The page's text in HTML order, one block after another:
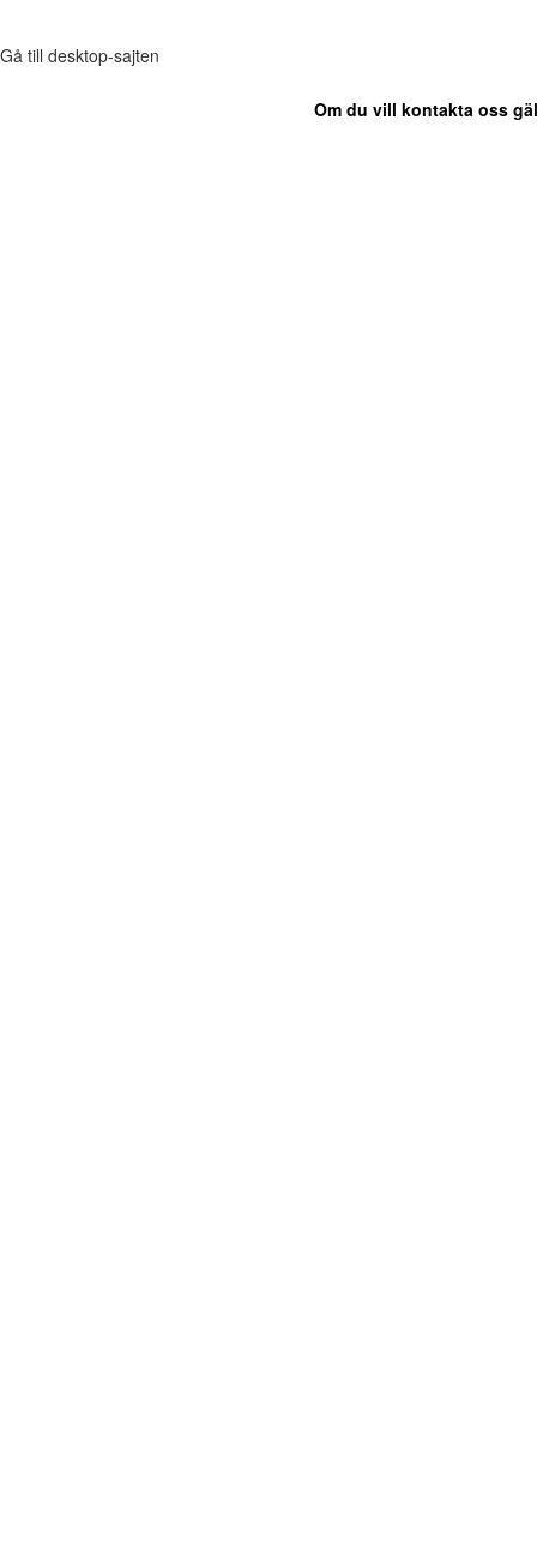
Gå till desktop-sajten
Om du vill kontakta oss